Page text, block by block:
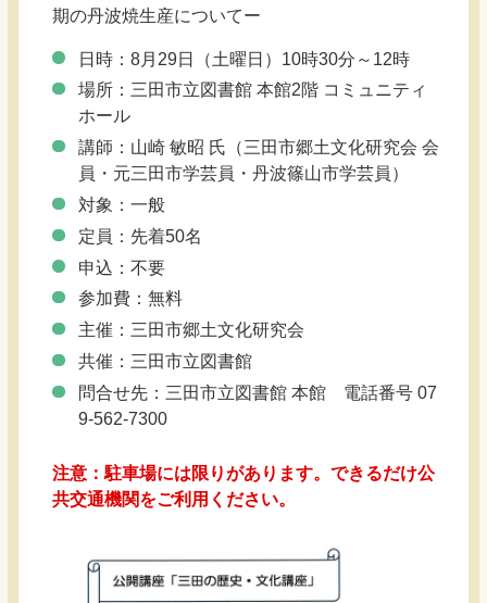
期の丹波焼生産についてー
日時：8月29日（土曜日）10時30分～12時
場所：三田市立図書館 本館2階 コミュニティ
ホール
講師：山崎 敏昭 氏（三田市郷土文化研究会 会
員・元三田市学芸員・丹波篠山市学芸員）
対象：一般
定員：先着50名
申込：不要
参加費：無料
主催：三田市郷土文化研究会
共催：三田市立図書館
問合せ先：三田市立図書館 本館 電話番号 07
9-562-7300
注意：駐車場には限りがあります。できるだけ公
共交通機関をご利用ください。